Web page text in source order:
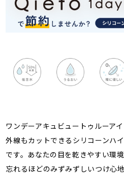
ワンデーアキュビュートゥルーア
外線もカットできるシリコーンハ
です。あなたの目を乾きやすい環
忘れるほどのみずみずしいつけ心地